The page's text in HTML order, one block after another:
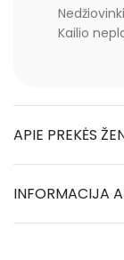
Kailio
APIE PREKĖS
INFORMACIJA